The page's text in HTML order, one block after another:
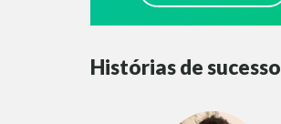
Histórias de sucesso